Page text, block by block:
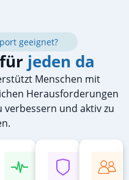
geeignet?
jeden da
Menschen mit
Herausforderungen
verbessern und aktiv zu